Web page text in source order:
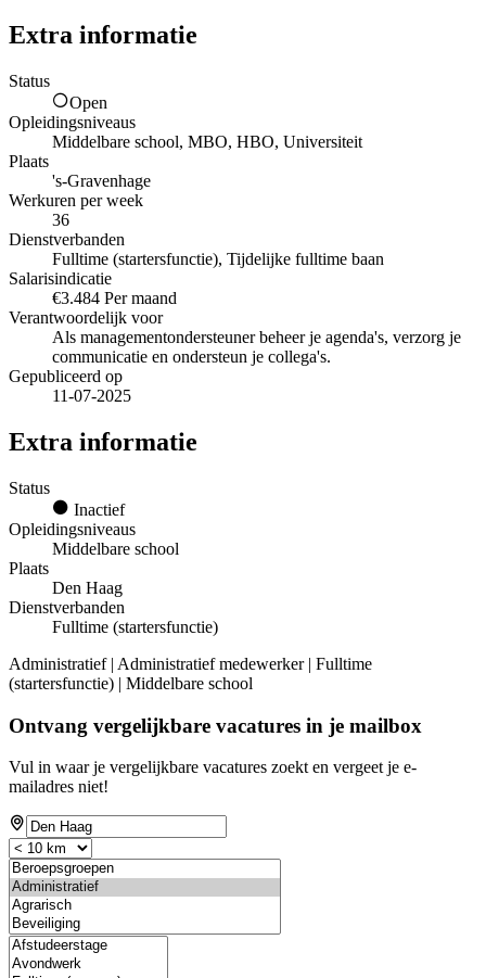
Extra informatie
Status
Open
Opleidingsniveaus
Middelbare school, MBO, HBO, Universiteit
Plaats
's-Gravenhage
Werkuren per week
36
Dienstverbanden
Fulltime (startersfunctie), Tijdelijke fulltime baan
Salarisindicatie
€3.484 Per maand
Verantwoordelijk voor
Als managementondersteuner beheer je agenda's, verzorg je
communicatie en ondersteun je collega's.
Gepubliceerd op
11-07-2025
Extra informatie
Status
Inactief
Opleidingsniveaus
Middelbare school
Plaats
Den Haag
Dienstverbanden
Fulltime (startersfunctie)
Administratief | Administratief medewerker | Fulltime
(startersfunctie) | Middelbare school
Ontvang vergelijkbare vacatures in je mailbox
Vul in waar je vergelijkbare vacatures zoekt en vergeet je e-
mailadres niet!